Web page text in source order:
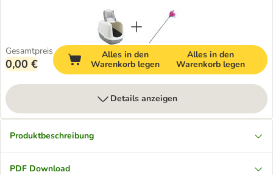
Gesamtpreis
0,00 €
Alles in den
Warenkorb legen
Alles in den
Warenkorb legen
Details anzeigen
Produktbeschreibung
PDF Download